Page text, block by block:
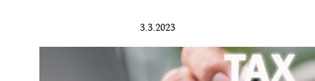
3.3.2023